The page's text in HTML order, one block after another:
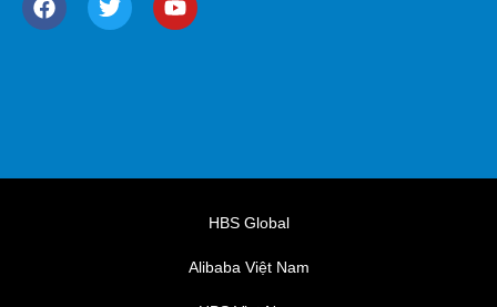
HBS Global
Alibaba Việt Nam